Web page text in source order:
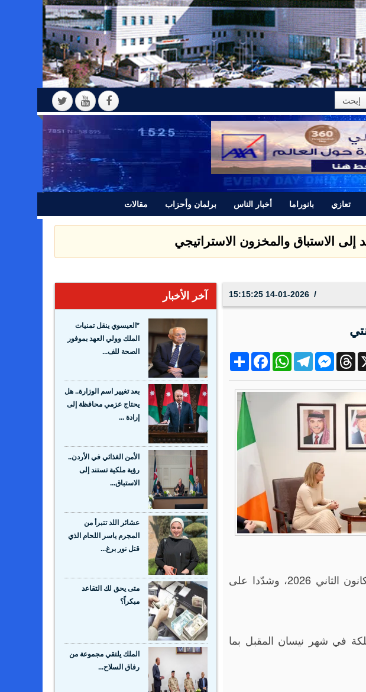
تعازي بانوراما أخبار الناس برلمان وأحزاب مقالات
إلى الاستباق والمخزون الاستراتيجي
14-01-2026 15:15:25
ShareFacebookWhatsAppTelegramMessengerThreads
واستعرض الوزيران مخرجات القمة الأردنية الأوروبية التي استضافتها عمّان بتاريخ 8 كانون الثاني 2026، وشدّدا على
في شهر نيسان المقبل بما
آخر الأخبار
*العيسوي ينقل تمنيات
الملك وولي العهد بموفور
الصحة للف...
بعد تغيير اسم الوزارة.. هل
يحتاج عزمي محافظة إلى
إرادة ...
الأمن الغذائي في الأردن..
رؤية ملكية تستند إلى
الاستباق...
عشائر اللد تتبرأ من
المجرم ياسر اللحام الذي
قتل نور برغ...
متى يحق لك التقاعد
مبكراً؟
الملك يلتقي مجموعة من
رفاق السلاح...